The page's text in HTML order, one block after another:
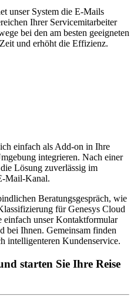
unser System die E-Mails
Ihrer Servicemitarbeiter
bei den am besten geeigneten
und erhöht die Effizienz.
einfach als Add-on in Ihre
integrieren. Nach einer
Lösung zuverlässig im
Mail-Kanal.
Beratungsgespräch, wie
für Genesys Cloud
unser Kontaktformular
bei Ihnen. Gemeinsam finden
intelligenteren Kundenservice.
starten Sie Ihre Reise